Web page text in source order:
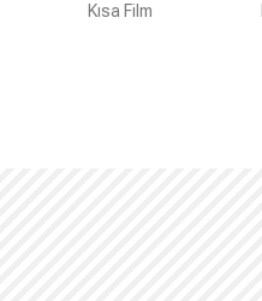
Kısa Film